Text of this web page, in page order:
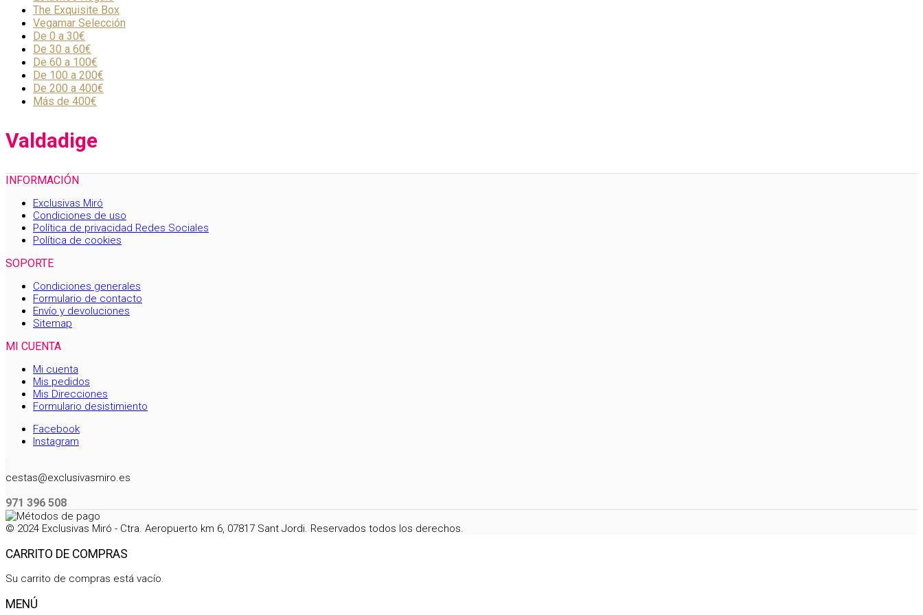
The Exquisite Box
Vegamar Selección
De 0 a 30€
De 30 a 60€
De 60 a 100€
De 100 a 200€
De 200 a 400€
Más de 400€
Valdadige
INFORMACIÓN
Exclusivas Miró
Condiciones de uso
Política de privacidad Redes Sociales
Política de cookies
SOPORTE
Condiciones generales
Formulario de contacto
Envío y devoluciones
Sitemap
MI CUENTA
Mi cuenta
Mis pedidos
Mis Direcciones
Formulario desistimiento
Facebook
Instagram
cestas@exclusivasmiro.es
971 396 508
© 2024 Exclusivas Miró - Ctra. Aeropuerto km 6, 07817 Sant Jordi. Reservados todos los derechos.
CARRITO DE COMPRAS
Su carrito de compras está vacío.
MENÚ